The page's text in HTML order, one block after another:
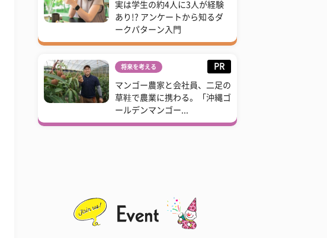
実は学生の約4人に3人が経験
あり!? アンケートから知るダ
ークパターン入門
将来を考える PR
マンゴー農家と会社員、二足の
草鞋で農業に携わる。「沖縄ゴ
ールデンマンゴー...